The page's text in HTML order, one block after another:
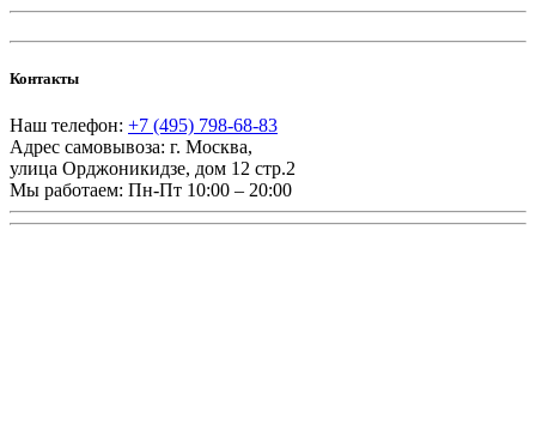
Контакты
Наш телефон: +7 (495) 798-68-83
Адрес самовывоза: г. Москва,
улица Орджоникидзе, дом 12 стр.2
Мы работаем: Пн-Пт 10:00 – 20:00